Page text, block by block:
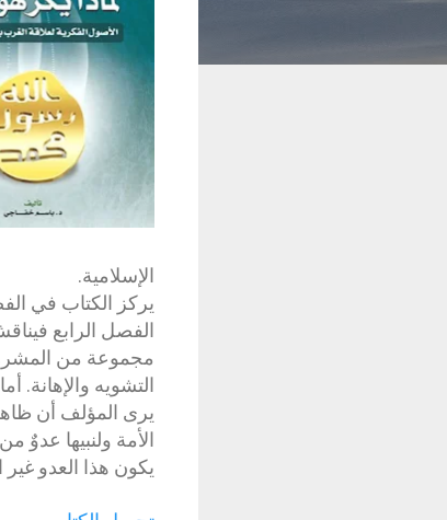
الإسلامية.
يركز الكتاب في
الفصل الرابع
مجموعة من
التشويه والإهانة.
يرى المؤلف أن
الأمة ولنبيها عدوٌ
يكون هذا العدو